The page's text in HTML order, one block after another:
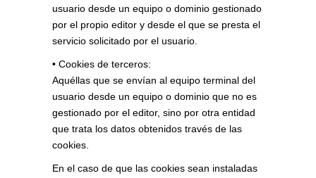
usuario desde un equipo o dominio gestionado
por el propio editor y desde el que se presta el
servicio solicitado por el usuario.
• Cookies de terceros:
Aquéllas que se envían al equipo terminal del
usuario desde un equipo o dominio que no es
gestionado por el editor, sino por otra entidad
que trata los datos obtenidos través de las
cookies.
En el caso de que las cookies sean instaladas